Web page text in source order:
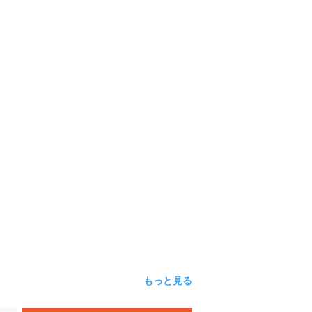
もっと見る